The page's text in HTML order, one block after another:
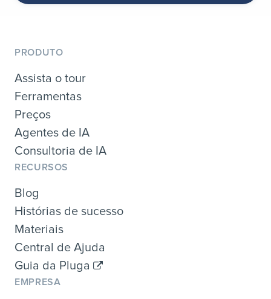
PRODUTO
Assista o tour
Ferramentas
Preços
Agentes de IA
Consultoria de IA
RECURSOS
Blog
Histórias de sucesso
Materiais
Central de Ajuda
Guia da Pluga
EMPRESA